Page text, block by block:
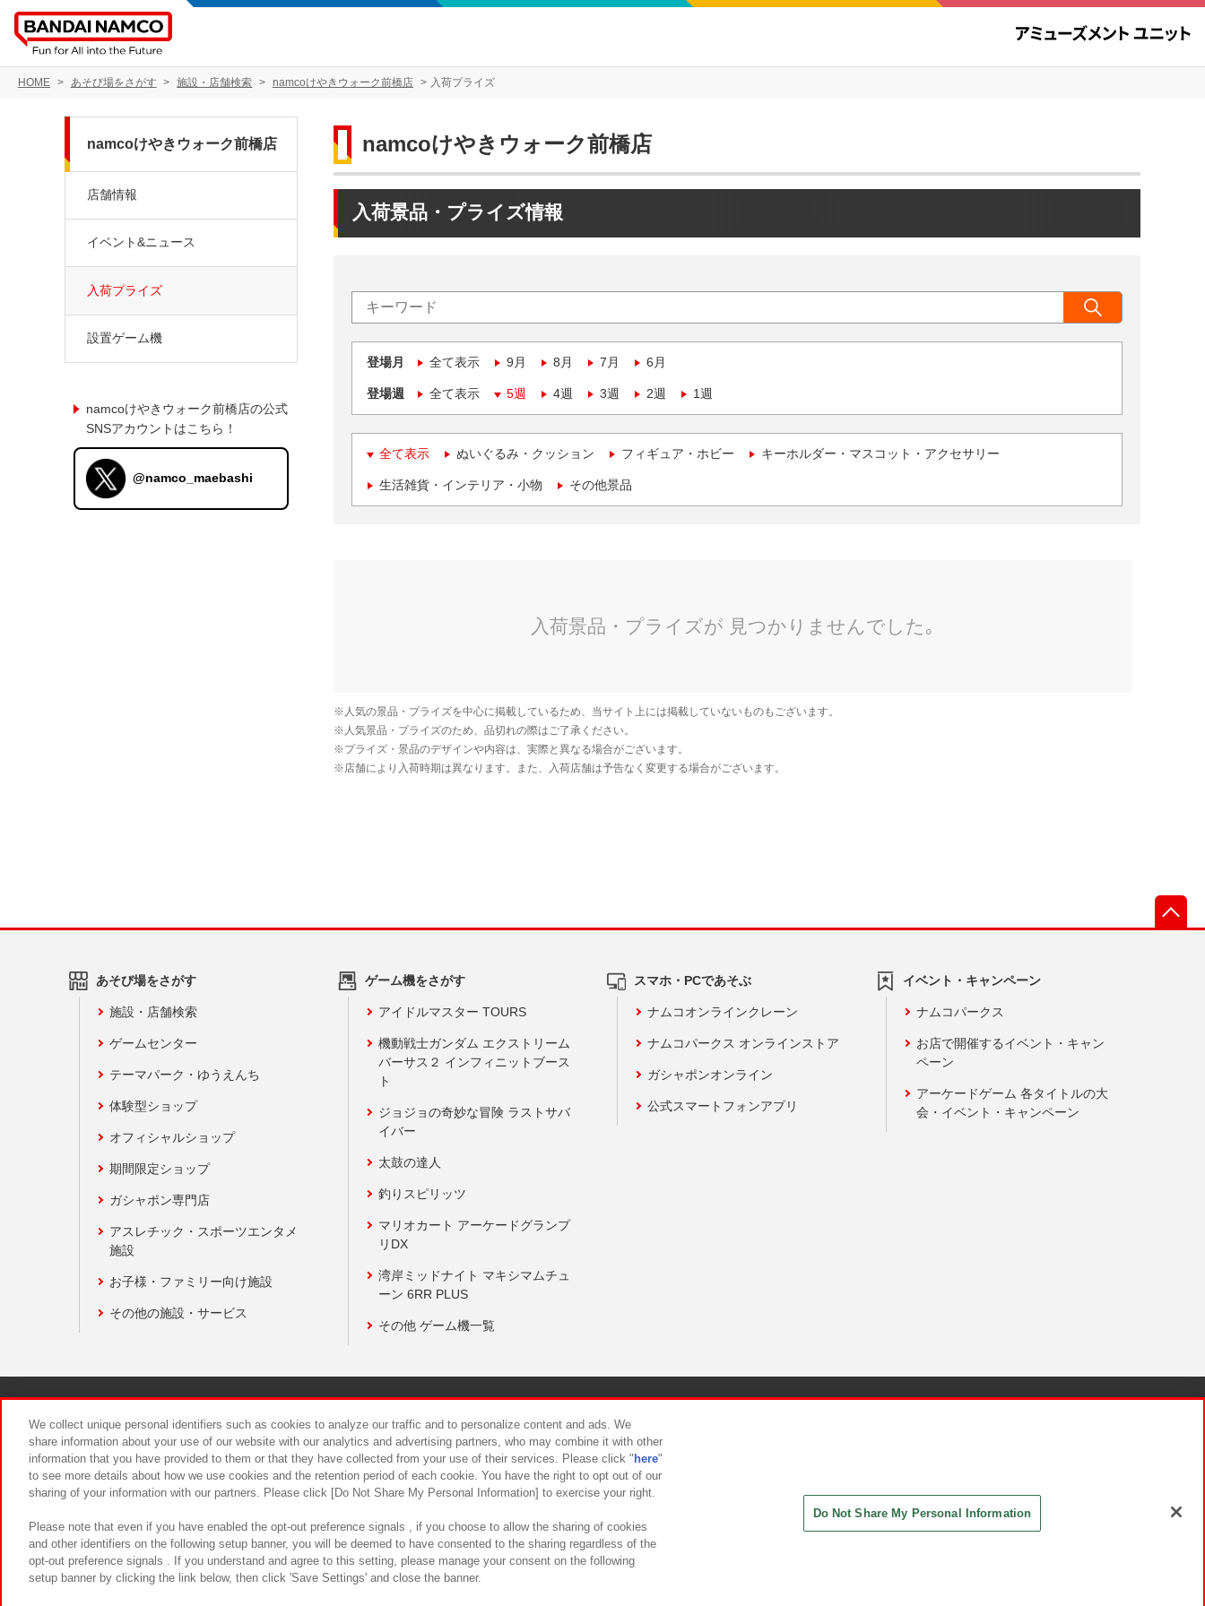
HOME あそび場をさがす 施設・店舗検索 namcoけやきウォーク前橋店 入荷プライズ
namcoけやきウォーク前橋店
入荷景品・プライズ情報
登場月 全て表示 9月 8月 7月 6月
登場週 全て表示 5週 4週 3週 2週 1週
全て表示 ぬいぐるみ・クッション フィギュア・ホビー キーホルダー・マスコット・アクセサリー
生活雑貨・インテリア・小物 その他景品
namcoけやきウォーク前橋店
店舗情報
イベント&ニュース
入荷プライズ
設置ゲーム機
namcoけやきウォーク前橋店の公式
SNSアカウントはこちら！
@namco_maebashi
あそび場をさがす
施設・店舗検索
ゲームセンター
テーマパーク・ゆうえんち
体験型ショップ
オフィシャルショップ
期間限定ショップ
ガシャポン専門店
アスレチック・スポーツエンタメ
施設
お子様・ファミリー向け施設
その他の施設・サービス
ゲーム機をさがす
アイドルマスター TOURS
機動戦士ガンダム エクストリーム
バーサス２ インフィニットブース
ト
ジョジョの奇妙な冒険 ラストサバ
イバー
太鼓の達人
釣りスピリッツ
マリオカート アーケードグランプ
リDX
湾岸ミッドナイト マキシマムチュ
ーン 6RR PLUS
その他 ゲーム機一覧
スマホ・PCであそぶ
ナムコオンラインクレーン
ナムコパークス オンラインストア
ガシャポンオンライン
公式スマートフォンアプリ
イベント・キャンペーン
ナムコパークス
お店で開催するイベント・キャン
ペーン
アーケードゲーム 各タイトルの大
会・イベント・キャンペーン
食品のご提供について カスタマーハラスメント対応方針
We collect unique personal identifiers such as cookies to analyze our traffic and to personalize content and ads. We
share information about your use of our website with our analytics and advertising partners, who may combine it with other
information that you have provided to them or that they have collected from your use of their services. Please click " here"
to see more details about how we use cookies and the retention period of each cookie. You have the right to opt out of our
sharing of your information with our partners. Please click [Do Not Share My Personal Information] to exercise your right.
Please note that even if you have enabled the opt-out preference signals , if you choose to allow the sharing of cookies
and other identifiers on the following setup banner, you will be deemed to have consented to the sharing regardless of the
opt-out preference signals . If you understand and agree to this setting, please manage your consent on the following
setup banner by clicking the link below, then click 'Save Settings' and close the banner.
Do Not Share My Personal Information